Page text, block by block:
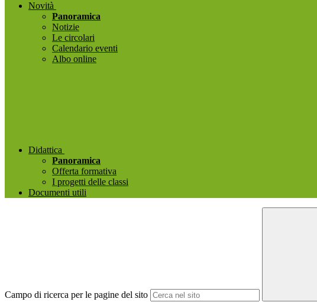
Novità
Panoramica
Notizie
Le circolari
Calendario eventi
Albo online
Didattica
Panoramica
Offerta formativa
I progetti delle classi
Documenti utili
Campo di ricerca per le pagine del sito